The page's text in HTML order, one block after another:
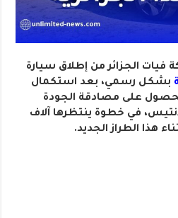
فيات الجزائر من إطلاق سيارة
بشكل رسمي، بعد استكمال
على مصادقة الجودة
في خطوة ينتظرها آلاف
هذا الطراز الجديد.